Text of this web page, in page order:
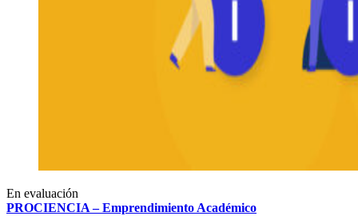
En evaluación
PROCIENCIA – Emprendimiento Académico